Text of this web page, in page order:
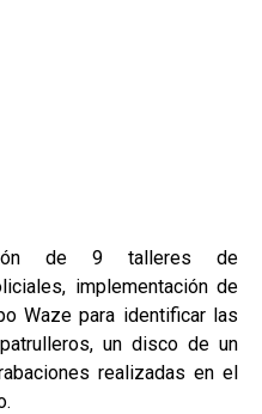
de 9 talleres de
implementación de
Waze para identificar las
un disco de un
realizadas en el